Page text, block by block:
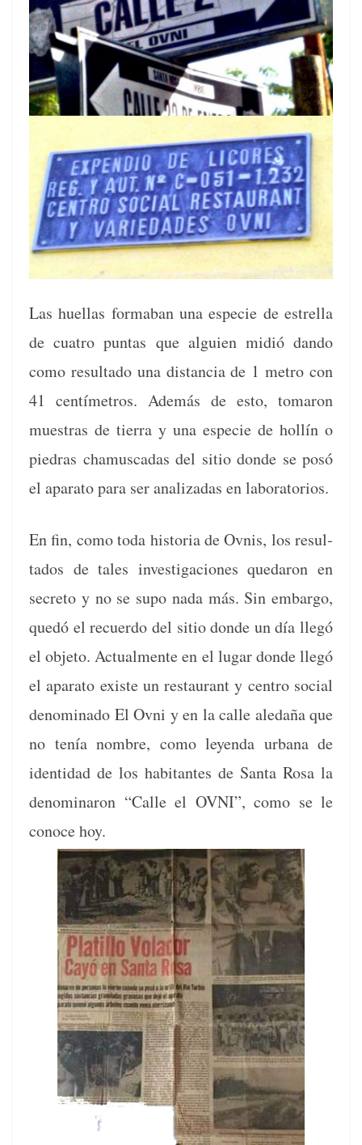
Las huel­las forma­ban una especie de estrel­la
de cua­tro pun­tas que alguien midió dan­do
como resul­ta­do una dis­tan­cia de 1 metro con
41 cen­tímet­ros. Además de esto, tomaron
mues­tras de tier­ra y una especie de hol­lín o
piedras chamus­cadas del sitio donde se posó
el apara­to para ser anal­izadas en laboratorios.
En fin, como toda his­to­ria de Ovnis, los resul­
ta­dos de tales inves­ti­ga­ciones quedaron en
secre­to y no se supo nada más. Sin embar­go,
quedó el recuer­do del sitio donde un día llegó
el obje­to. Actual­mente en el lugar donde llegó
el apara­to existe un restau­rant y cen­tro social
denom­i­na­do El Ovni y en la calle aledaña que
no tenía nom­bre, como leyen­da urbana de
iden­ti­dad de los habi­tantes de San­ta Rosa la
denom­i­naron “Calle el OVNI”, como se le
conoce hoy.